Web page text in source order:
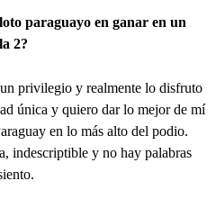
paraguayo en ganar en un
2?
privilegio y realmente lo disfruto
única y quiero dar lo mejor de mí
en lo más alto del podio.
indescriptible y no hay palabras